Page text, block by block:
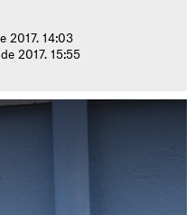
2017. 14:03
2017. 15:55